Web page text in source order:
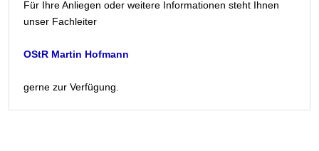
Für Ihre Anliegen oder weitere Informationen steht Ihnen
unser Fachleiter
OStR Martin Hofmann
gerne zur Verfügung.